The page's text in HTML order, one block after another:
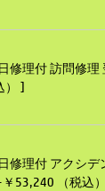
修理付 訪問修
） ]
日修理付 アクシ
53,240 （税込